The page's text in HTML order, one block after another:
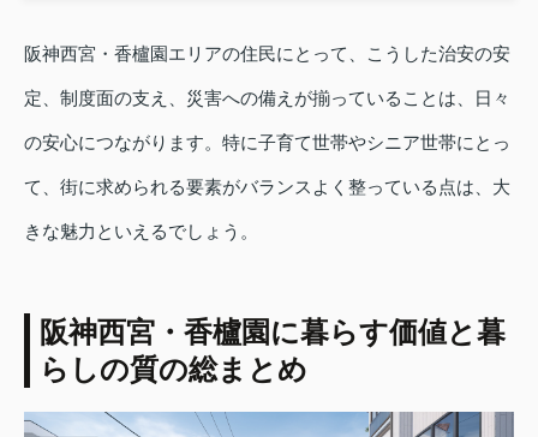
阪神西宮・香櫨園エリアの住民にとって、こうした治安の安
定、制度面の支え、災害への備えが揃っていることは、日々
の安心につながります。特に子育て世帯やシニア世帯にとっ
て、街に求められる要素がバランスよく整っている点は、大
きな魅力といえるでしょう。
阪神西宮・香櫨園に暮らす価値と暮
らしの質の総まとめ